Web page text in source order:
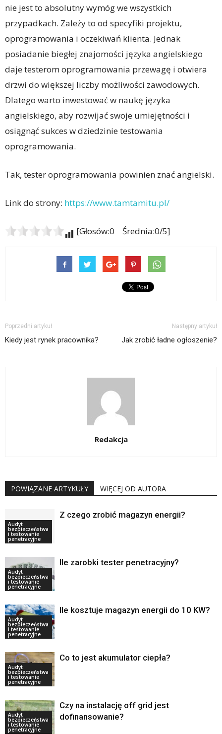
nie jest to absolutny wymóg we wszystkich
przypadkach. Zależy to od specyfiki projektu,
oprogramowania i oczekiwań klienta. Jednak
posiadanie biegłej znajomości języka angielskiego
daje testerom oprogramowania przewagę i otwiera
drzwi do większej liczby możliwości zawodowych.
Dlatego warto inwestować w naukę języka
angielskiego, aby rozwijać swoje umiejętności i
osiągnąć sukces w dziedzinie testowania
oprogramowania.
Tak, tester oprogramowania powinien znać angielski.
Link do strony: https://www.tamtamitu.pl/
[Głosów:0 Średnia:0/5]
Poprzedni artykuł
Kiedy jest rynek pracownika?
Następny artykuł
Jak zrobić ładne ogłoszenie?
Redakcja
POWIĄZANE ARTYKUŁY WIĘCEJ OD AUTORA
Audyt
bezpieczeństwa
i testowanie
penetracyjne
Z czego zrobić magazyn energii?
Audyt
bezpieczeństwa
i testowanie
penetracyjne
Ile zarobki tester penetracyjny?
Audyt
bezpieczeństwa
i testowanie
penetracyjne
Ile kosztuje magazyn energii do 10 KW?
Audyt
bezpieczeństwa
i testowanie
penetracyjne
Co to jest akumulator ciepła?
Audyt
bezpieczeństwa
i testowanie
penetracyjne
Czy na instalację off grid jest
dofinansowanie?